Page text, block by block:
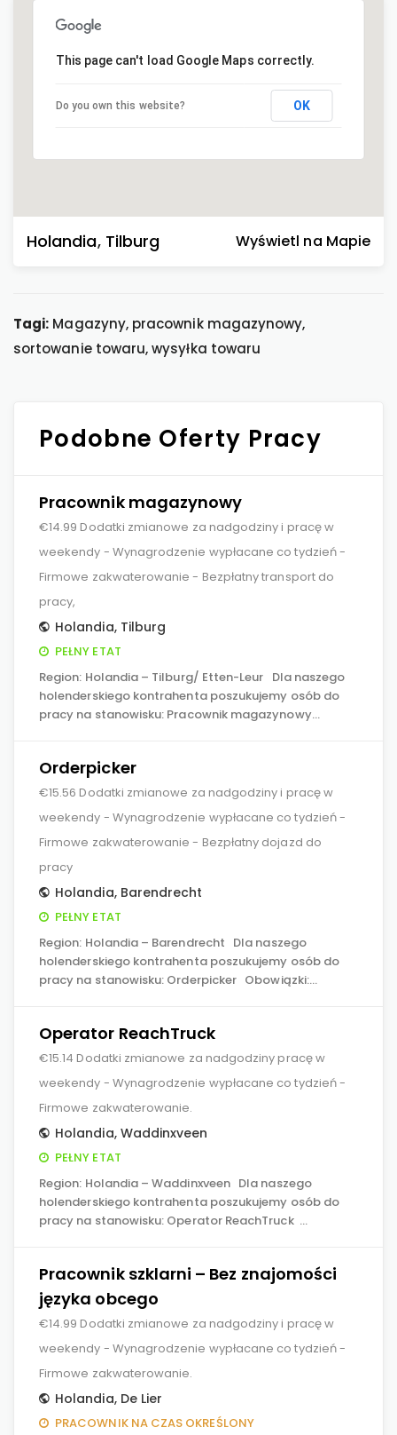
This page can't load Google Maps correctly.
Do you own this website? OK
Holandia, Tilburg Wyświetl na Mapie
Tagi: Magazyny, pracownik magazynowy,
sortowanie towaru, wysyłka towaru
Podobne Oferty Pracy
Pracownik magazynowy
€14.99 Dodatki zmianowe za nadgodziny i pracę w
weekendy - Wynagrodzenie wypłacane co tydzień -
Firmowe zakwaterowanie - Bezpłatny transport do
pracy,
Holandia, Tilburg
PEŁNY ETAT
Region: Holandia – Tilburg/ Etten-Leur Dla naszego
holenderskiego kontrahenta poszukujemy osób do
pracy na stanowisku: Pracownik magazynowy…
Orderpicker
€15.56 Dodatki zmianowe za nadgodziny i pracę w
weekendy - Wynagrodzenie wypłacane co tydzień -
Firmowe zakwaterowanie - Bezpłatny dojazd do
pracy
Holandia, Barendrecht
PEŁNY ETAT
Region: Holandia – Barendrecht Dla naszego
holenderskiego kontrahenta poszukujemy osób do
pracy na stanowisku: Orderpicker Obowiązki:…
Operator ReachTruck
€15.14 Dodatki zmianowe za nadgodziny pracę w
weekendy - Wynagrodzenie wypłacane co tydzień -
Firmowe zakwaterowanie.
Holandia, Waddinxveen
PEŁNY ETAT
Region: Holandia – Waddinxveen Dla naszego
holenderskiego kontrahenta poszukujemy osób do
pracy na stanowisku: Operator ReachTruck …
Pracownik szklarni – Bez znajomości
języka obcego
€14.99 Dodatki zmianowe za nadgodziny i pracę w
weekendy - Wynagrodzenie wypłacane co tydzień -
Firmowe zakwaterowanie.
Holandia, De Lier
PRACOWNIK NA CZAS OKREŚLONY